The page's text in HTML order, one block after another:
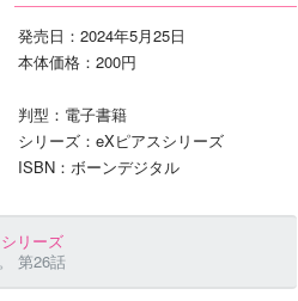
発売日：2024年5月25日
本体価格：200円
判型：電子書籍
シリーズ：eXピアスシリーズ
ISBN：ボーンデジタル
リーズ
第26話